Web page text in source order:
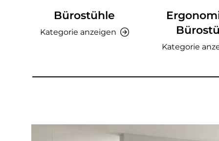
Bürostühle
Kategorie anzeigen
Kategorie